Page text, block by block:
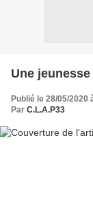
Une
Publié le 28/05/2020
Par C.L.A.P33